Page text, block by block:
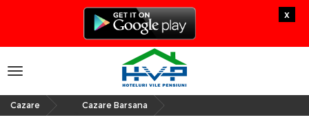
x
Toggle
navigation
Cazare Cazare Barsana